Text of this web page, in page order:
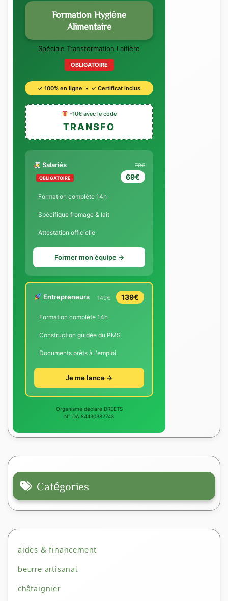
Formation Hygiène
Alimentaire
Spéciale Transformation Laitière
OBLIGATOIRE
✓ 100% en ligne • ✓ Certificat inclus
-10€ avec le code
TRANSFO
Salariés
OBLIGATOIRE
79€
69€
Formation complète 14h
Spécifique fromage & lait
Attestation officielle
Former mon équipe →
Entrepreneurs 149€ 139€
Formation complète 14h
Construction guidée du PMS
Documents prêts à l'emploi
Je me lance →
Organisme déclaré DREETS
N° DA 84430382743
Catégories
aides & financement
beurre artisanal
châtaignier